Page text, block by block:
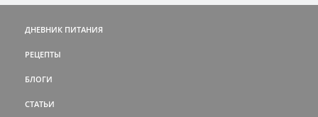
ДНЕВНИК ПИТАНИЯ
РЕЦЕПТЫ
БЛОГИ
СТАТЬИ